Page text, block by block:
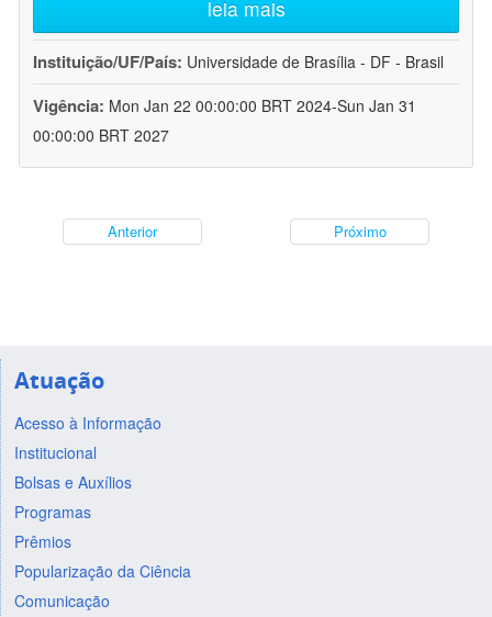
leia mais
Instituição/UF/País: Universidade de Brasília - DF - Brasil
Vigência: Mon Jan 22 00:00:00 BRT 2024-Sun Jan 31
00:00:00 BRT 2027
Anterior Próximo
Atuação
Acesso à Informação
Institucional
Bolsas e Auxílios
Programas
Prêmios
Popularização da Ciência
Comunicação